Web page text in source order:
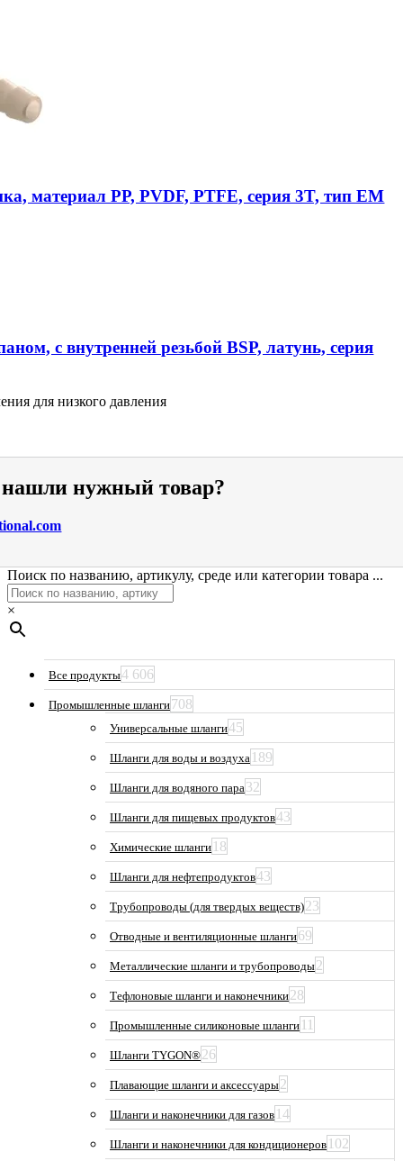
материал PP, PVDF, PTFE, серия 3T, тип EM
с внутренней резьбой BSP, латунь, серия
для низкого давления
нужный товар?
Поиск по названию, артикулу, среде или категории товара ...
×
Все продукты4 606
Промышленные шланги708
Универсальные шланги45
Шланги для воды и воздуха 189
Шланги для водяного пара32
Шланги для пищевых продуктов43
Химические шланги 18
Шланги для нефтепродуктов43
Трубопроводы (для твердых веществ)23
Отводные и вентиляционные шланги69
Металлические шланги и трубопроводы2
Тефлоновые шланги и наконечники28
Промышленные силиконовые шланги 11
Шланги TYGON®26
Плавающие шланги и аксессуары2
Шланги и наконечники для газов 14
Шланги и наконечники для кондиционеров 102